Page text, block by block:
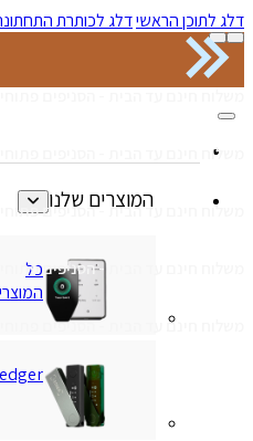
דלג לתוכן הראשידלג לכותרת התחתונה
משלוח חינם עד הבית - הסניפים פתוחים
משלוח חינם עד הבית - הסניפים פתוחים
משלוח חינם עד הבית - הסניפים פתוחים
משלוח חינם עד הבית - הסניפים פתוחים
המוצרים שלנו
כל
המוצרים
Ledger